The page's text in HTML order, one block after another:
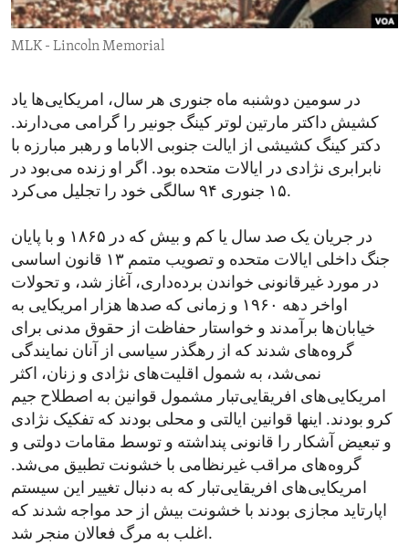
ENVIRONMENT AND HEALTH
IDEALS AND INSTITUTIONS
MLK - Lincoln Memorial
در سومین دوشنبه ماه جنوری هر سال، امریکایی‌ها یاد
کشیش داکتر مارتین لوتر کینگ جونیر را گرامی می‌دارند.
دکتر کینگ کشیشی از ایالت جنوبی الاباما و رهبر مبارزه با
نابرابری نژادی در ایالات متحده بود. اگر او زنده می‌بود در
۱۵ جنوری ۹۴ سالگی خود را تجلیل می‌کرد.
در جریان یک صد سال یا کم و بیش که در ۱۸۶۵ و با پایان
جنگ داخلی ایالات متحده و تصویب متمم ۱۳ قانون اساسی
در مورد غیرقانونی خواندن برده‌داری، آغاز شد، و تحولات
اواخر دهه ۱۹۶۰ و زمانی که صدها هزار امریکایی به
خیابان‌ها برآمدند و خواستار حفاظت از حقوق مدنی برای
گروه‌های شدند که از رهگذر سیاسی از آنان نمایندگی
نمی‌شد، به شمول اقلیت‌های نژادی و زنان، اکثر
امریکایی‌های افریقایی‌تبار مشمول قوانین به اصطلاح جیم
کرو بودند. اینها قوانین ایالتی و محلی بودند که تفکیک نژادی
و تبعیض آشکار را قانونی پنداشته و توسط مقامات دولتی و
گروه‌های مراقب غیرنظامی با خشونت تطبیق می‌شد.
امریکایی‌های افریقایی‌تبار که به دنبال تغییر این سیستم
اپارتاید مجازی بودند با خشونت بیش از حد مواجه شدند که
اغلب به مرگ فعالان منجر شد.